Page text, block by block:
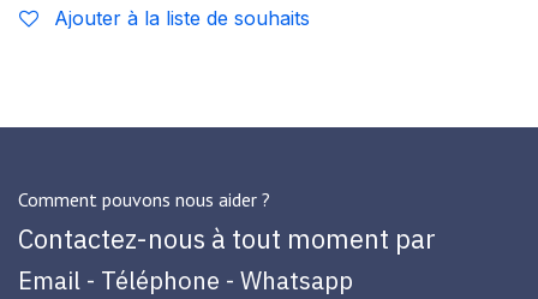
Ajouter à la liste de souhaits
Comment pouvons nous aider ?
Contactez-nous à tout moment par
Email - Téléphone - Whatsapp